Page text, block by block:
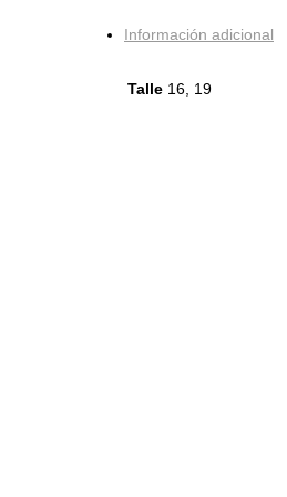
Información adicional
Talle 16, 19